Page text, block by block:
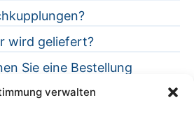
verwalten
wird geliefert?
Sie eine Bestellung